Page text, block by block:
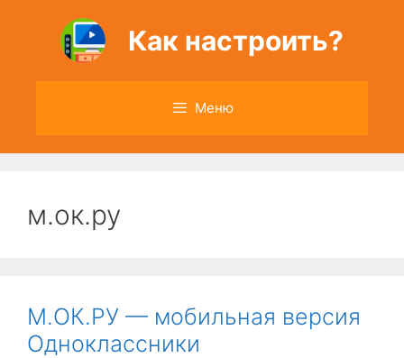
содержимому
Как настроить?
Меню
м.ок.ру
М.ОК.РУ — мобильная версия
Одноклассники